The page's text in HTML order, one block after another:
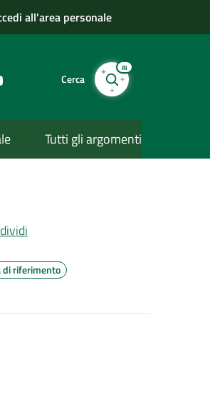
all'area personale
Cerca
AI
Tutti gli argomenti
di riferimento